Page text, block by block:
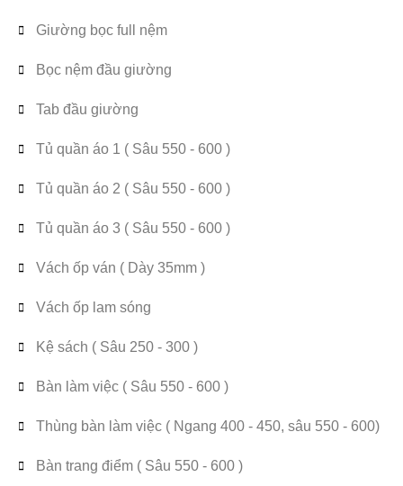
Giường bọc full nệm
Bọc nệm đầu giường
Tab đầu giường
Tủ quần áo 1 ( Sâu 550 - 600 )
Tủ quần áo 2 ( Sâu 550 - 600 )
Tủ quần áo 3 ( Sâu 550 - 600 )
Vách ốp ván ( Dày 35mm )
Vách ốp lam sóng
Kệ sách ( Sâu 250 - 300 )
Bàn làm việc ( Sâu 550 - 600 )
Thùng bàn làm việc ( Ngang 400 - 450, sâu 550 - 600)
Bàn trang điểm ( Sâu 550 - 600 )